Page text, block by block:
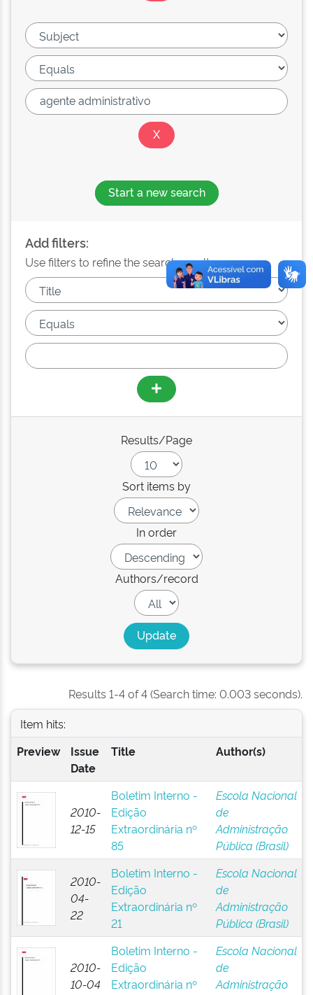
Start a new search
Add filters:
Use filters to refine the search results.
Results/Page
Sort items by
In order
Authors/record
Results 1-4 of 4 (Search time: 0.003 seconds).
Item hits:
Preview
Issue
Date
Title Author(s)
2010-
12-15
Boletim Interno -
Edição
Extraordinária nº
85
Escola Nacional
de
Administração
Pública (Brasil)
2010-
04-
22
Boletim Interno -
Edição
Extraordinária nº
21
Escola Nacional
de
Administração
Pública (Brasil)
2010-
10-04
Boletim Interno -
Edição
Extraordinária nº
Escola Nacional
de
Administração